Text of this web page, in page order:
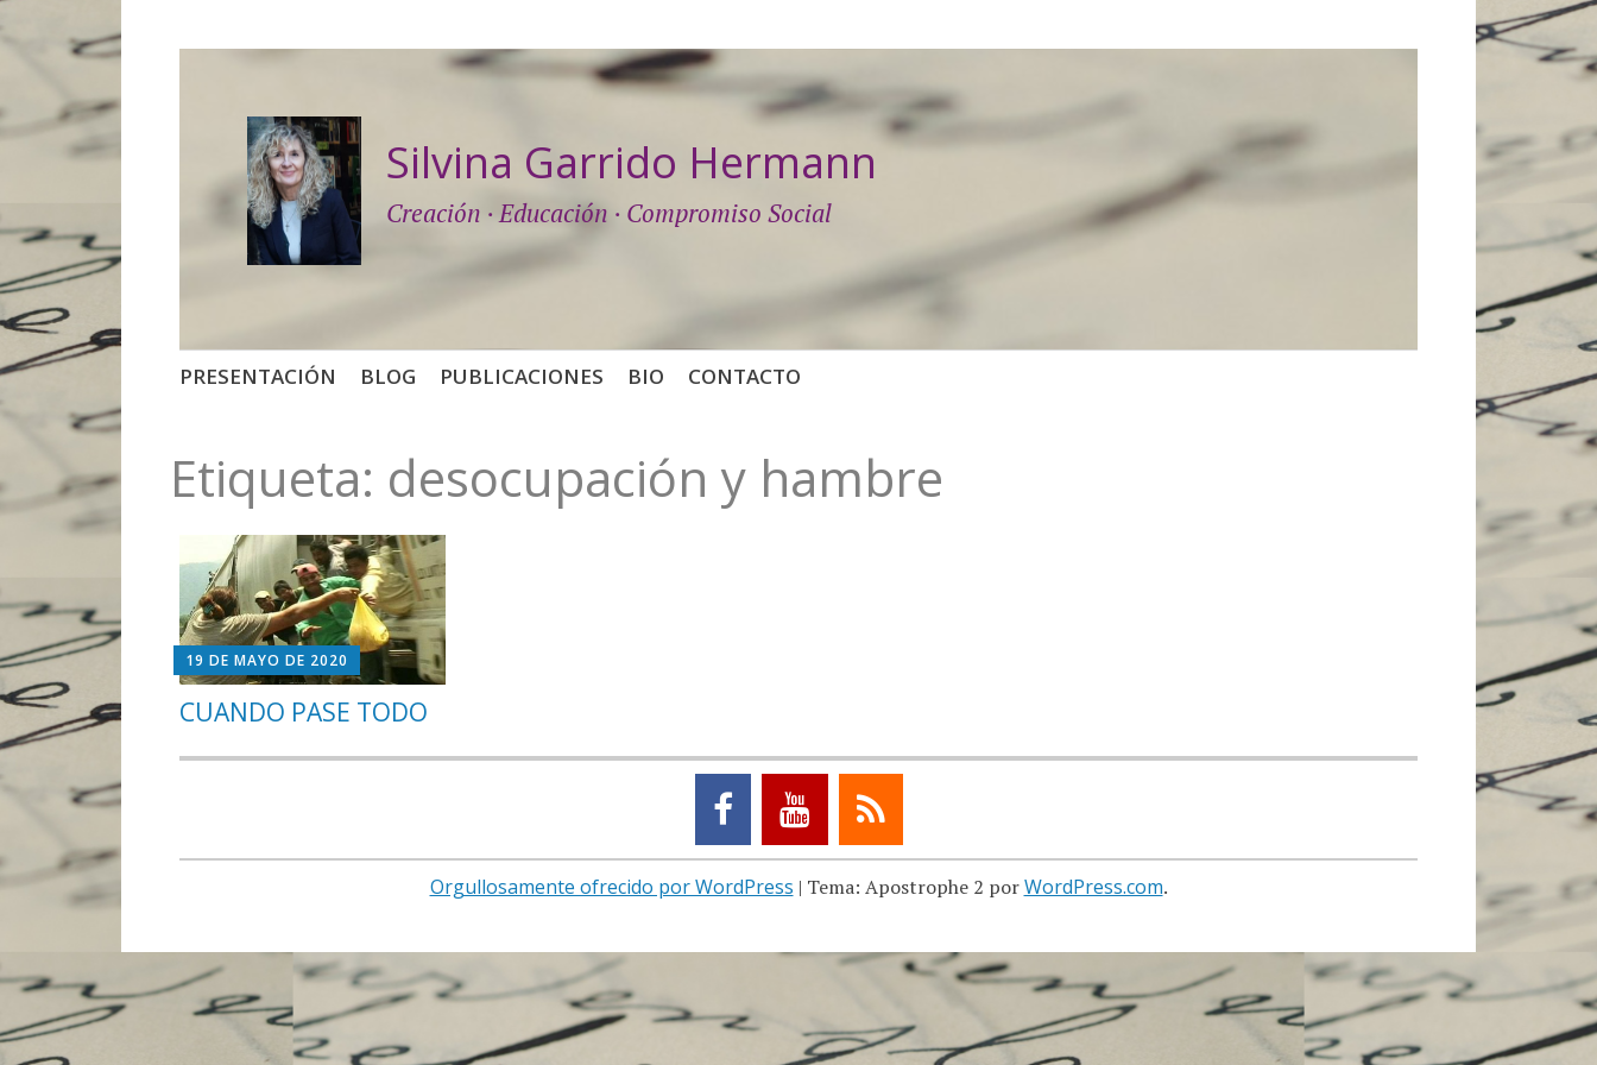
Silvina Garrido Hermann
Creación · Educación · Compromiso Social
Saltar
PRESENTACIÓN BLOG PUBLICACIONES BIO CONTACTO
Etiqueta: desocupación y hambre
19 DE MAYO DE 2020
CUANDO PASE TODO
Orgullosamente ofrecido por WordPress | Tema: Apostrophe 2 porWordPress.com.